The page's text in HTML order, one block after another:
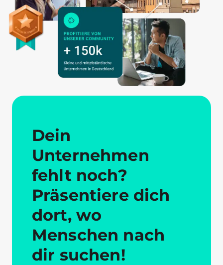
Dein
Unternehmen
fehlt noch?
Präsentiere dich
dort, wo
Menschen nach
dir suchen!